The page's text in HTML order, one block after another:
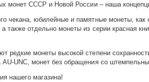
монет СССР и Новой России – наша
чекана, юбилейные и памятные монеты, как
также отдельно монеты из серии красная
редкие монеты высокой степени
AU-UNC, монет без обращения со
нашего магазина!